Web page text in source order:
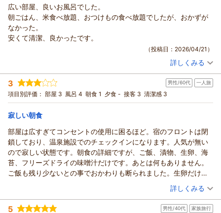
す。
欲を言えば鮭フレークではなく淡路産のしらすの山椒漬け等の
加工品や、味噌汁も淡路産の即席みそ汁等、淡路島のものを多く
食べたかったです。お土産の購入の参考になると思うし、お風呂
の売店で常温の加工品等買えたらいいなと感じました。味付け海
送迎も快く受けて下さり親切でとても気持ち良く過ごさせて頂
きました。
帰りは徒歩で久留麻神社まで歩きましたが、下り坂ということも
１５分もかかりませんでした。行きもそれほど急坂ではないので
最寄りのバス停から２０分もあれば着くと思います。
静かな場所にあり朝の空気も美味しく、快適に過ごせました。
ありがとうございました。また宿泊やお風呂のみでも利用したい
です。
広い部屋、良いお風呂でした。
朝ごはん、米食べ放題、おつけもの食べ放題でしたが、おかずが
なかった。
安くて清潔、良かったです。
（投稿日：2026/04/21）
投稿者： ほりさん(女性/40代)
宿泊プラン： 【うれしい朝食付き】和室18畳ひろびろ宿泊プラン☆美肌温泉
の利用可♪【駐車場無料】
和室 朝のみ
宿泊価格帯： 4,001～5,000円(大人一人あたり/税込)
詳しくみる
3 男性/60代 一人旅
項目別評価： 部屋 3 風呂 4 朝食 1 夕食 - 接客 3 清潔感 3
寂しい朝食
部屋は広すぎてコンセントの使用に困るほど。宿のフロントは閉
鎖しており、温泉施設でのチェックインになります。人気が無い
ので寂しい状態です。朝食の詳細ですが、ご飯、漬物、生卵、海
苔、フリーズドライの味噌汁だけです。あとは何もありません。
ご飯も残り少ないとの事でおかわりも断られました。生卵だけは
美味しかったですが、とても満足できる類いの食事ではないです
（投稿日：2026/04/20）
宿泊時期： 2026年04月宿泊 (一人旅)
投稿者： トトロンさん
詳しくみる
5 男性/40代 家族旅行